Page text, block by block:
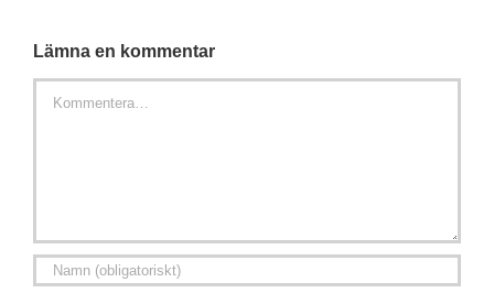
Lämna en kommentar